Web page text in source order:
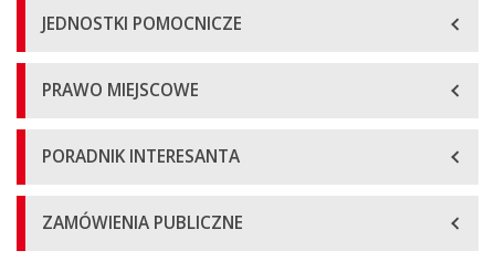
JEDNOSTKI POMOCNICZE
PRAWO MIEJSCOWE
PORADNIK INTERESANTA
ZAMÓWIENIA PUBLICZNE